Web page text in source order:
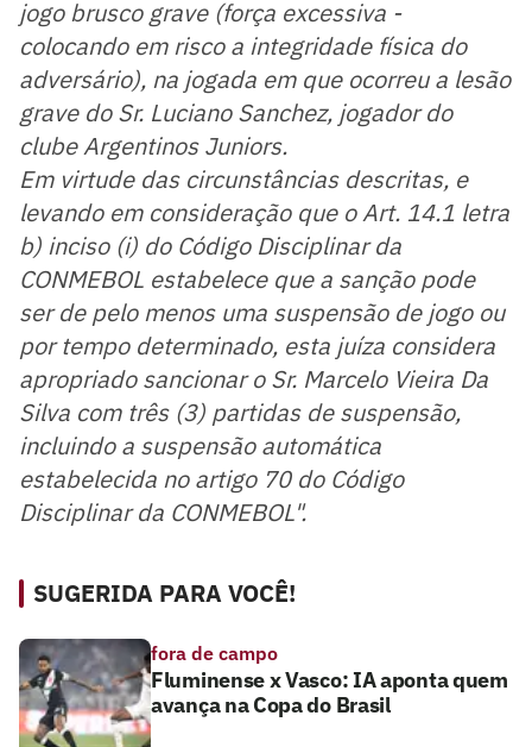
jogo brusco grave (força excessiva -
colocando em risco a integridade física do
adversário), na jogada em que ocorreu a lesão
grave do Sr. Luciano Sanchez, jogador do
clube Argentinos Juniors.
Em virtude das circunstâncias descritas, e
levando em consideração que o Art. 14.1 letra
b) inciso (i) do Código Disciplinar da
CONMEBOL estabelece que a sanção pode
ser de pelo menos uma suspensão de jogo ou
por tempo determinado, esta juíza considera
apropriado sancionar o Sr. Marcelo Vieira Da
Silva com três (3) partidas de suspensão,
incluindo a suspensão automática
estabelecida no artigo 70 do Código
Disciplinar da CONMEBOL".
SUGERIDA PARA VOCÊ!
fora de campo
Fluminense x Vasco: IA aponta quem
avança na Copa do Brasil